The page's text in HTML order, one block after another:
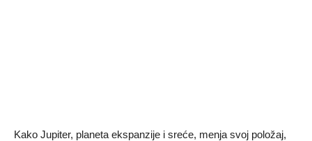
Kako Jupiter, planeta ekspanzije i sreće, menja svoj položaj,